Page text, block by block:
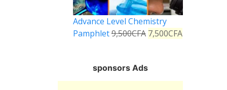
Advance Level Chemistry
Pamphlet9,500CFA 7,500CFA
sponsors Ads